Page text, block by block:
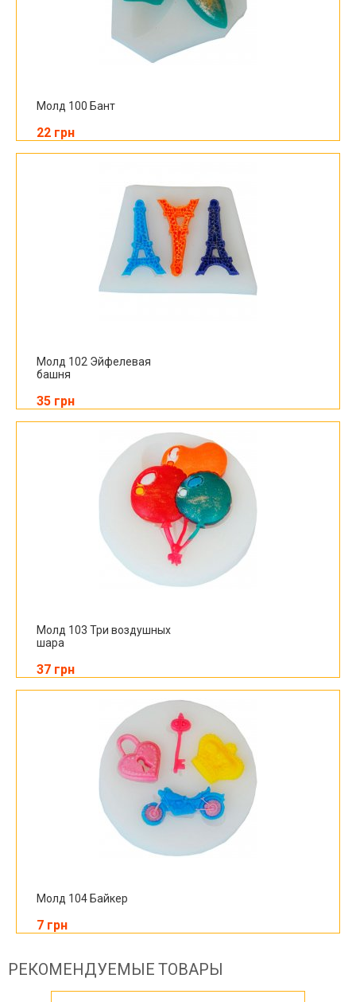
Молд 100 Бант
22 грн
Молд 102 Эйфелевая
башня
35 грн
Молд 103 Три воздушных
шара
37 грн
Молд 104 Байкер
7 грн
РЕКОМЕНДУЕМЫЕ ТОВАРЫ